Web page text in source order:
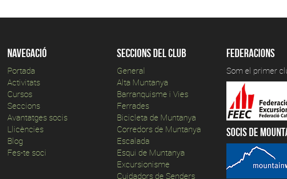
Navegació
Portada
Activitats
Cursos
Seccions
Avantatges socis
Llicències
Blog
Fes-te soci
Seccions del club
General
Alta Muntanya
Barranquisme i Vies
Ferrades
Bicicleta de Muntanya
Corredors de Muntanya
Escalada
Esqui de Muntanya
Excursionisme
Cuidadors de Senders
Federacions
Som el primer
Socis de